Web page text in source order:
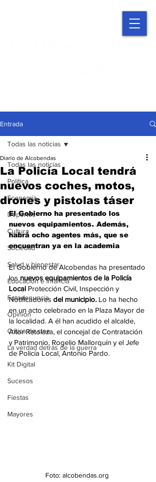
Entrada
Todas las noticias
Política
Economía
Deportes
Cultura
Sociedad
Salud y bienestar
Educación e infancia
Fotodenuncia
Opinión
Crítica de cine
La verdad detrás de la guerra
Kit Digital
Sucesos
Fiestas
Mayores
Todas las noticias
La Policía Local tendrá
nuevos coches, motos,
drones y pistolas táser
Diario de Alcobendas
El Gobierno ha presentado los
nuevos equipamientos. Además,
habrá ocho agentes más, que se
encuentran ya en la academia
El Gobierno de Alcobendas ha presentado
los nuevos equipamientos de la Policía
Local Protección Civil, Inspección y
Notificadores del municipio. Lo ha hecho
en un acto celebrado en la Plaza Mayor de
la localidad. A él han acudido el alcalde,
Aitor Retolaza, el concejal de Contratación
y Patrimonio, Rogelio Mallorquín y el Jefe
de Policía Local, Antonio Pardo.
Foto: alcobendas.org